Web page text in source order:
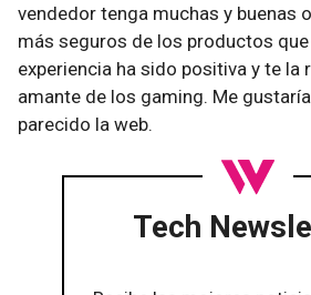
vendedor tenga muchas y buenas
más seguros de los productos
experiencia ha sido positiva y te la
amante de los gaming. Me
parecido la web.
Tech